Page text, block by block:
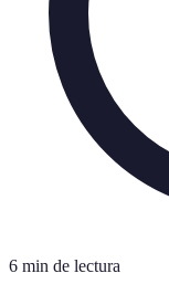
6 min de lectura